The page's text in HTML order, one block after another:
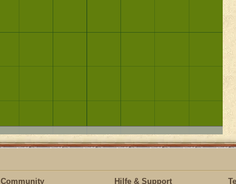
Community Hilfe & Support